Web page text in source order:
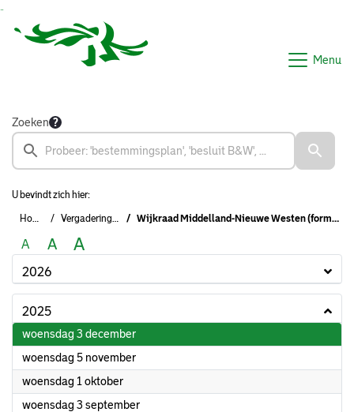
Menu
Zoeken
U bevindt zich hier:
Home Vergaderingen Wijkraad Middelland-Nieuwe Westen (formeel)
A A A
2026
2025
woensdag 3 december2025
woensdag 5 november2025
woensdag 1 oktober2025
woensdag 3 september2025